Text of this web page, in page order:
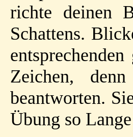
richte deinen
Schattens.
Zeichen,
beantworten.
Übung so